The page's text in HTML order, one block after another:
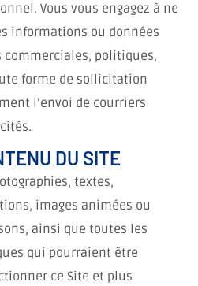
Vous vous engagez à ne
informations ou données
commerciales, politiques,
forme de sollicitation
l’envoi de courriers
DU SITE
textes,
images animées ou
ainsi que toutes les
qui pourraient être
ce Site et plus